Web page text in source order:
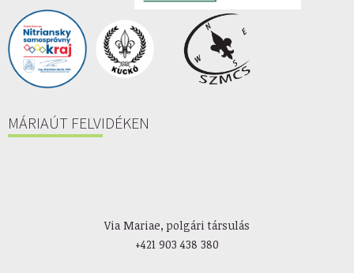
MÁRIAÚT FELVIDÉKEN
Via Mariae, polgári társulás
+421 903 438 380